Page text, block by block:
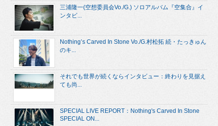
三浦隆一(空想委員会Vo./G.) ソロアルバム『空集合』イ
ンタビ...
Nothing’s Carved In Stone Vo./G.村松拓 続・たっきゅん
のキ...
それでも世界が続くならインタビュー：終わりを見据え
ても尚...
SPECIAL LIVE REPORT：Nothing's Carved In Stone
SPECIAL ON...